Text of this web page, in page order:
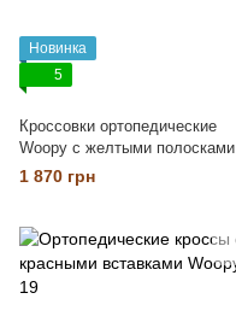
Новинка
5
Кроссовки ортопедические
Woopy с желтыми полосками
1 870 грн